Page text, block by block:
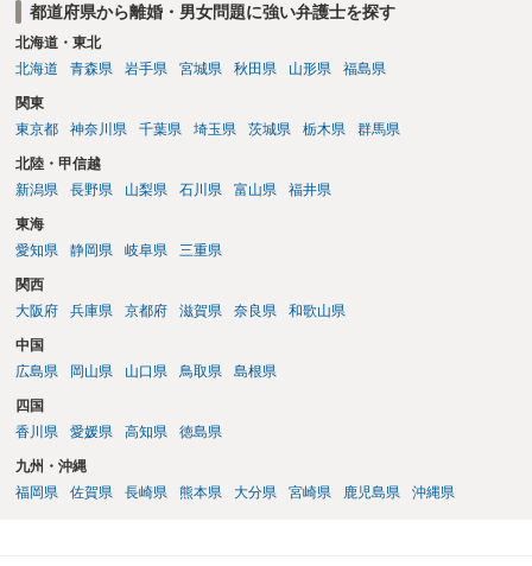
う。慰謝料請求としては証拠として使えることが前提であり，その価
値と夫との関係との均衡のように思います。 ③行政書士に委任をして
いるのであれば，どのような内容の委任なのか不明ですが，その行政
の見極めや，相手方は性交類似行為は認めているのか，それさえも否
定しているのかによって，考え方・進め方は変わってくると思いま
す。 ④性交類似行為を認めているにもかかわらず支払を拒否するので
り変わらないように思います。減額で折り合えるなら本人様の交渉で
もよいように思いますが，ゼロかどうかの観点であれば，訴訟に進む
しかなくなるようにも思います。そうしますと，お近くの弁護士に相
都道府県から離婚・男女問題に強い弁護士を探す
北海道・東北
北海道
青森県 岩手県 宮城県 秋田県 山形県 福島県
関東
東京都
神奈川県 千葉県 埼玉県 茨城県 栃木県 群馬県
北陸・甲信越
新潟県
長野県 山梨県 石川県 富山県 福井県
東海
愛知県
静岡県 岐阜県 三重県
関西
大阪府
兵庫県 京都府 滋賀県 奈良県 和歌山県
中国
広島県
岡山県 山口県 鳥取県 島根県
四国
香川県
愛媛県 高知県 徳島県
九州・沖縄
福岡県
佐賀県 長崎県 熊本県 大分県 宮崎県 鹿児島県 沖縄県